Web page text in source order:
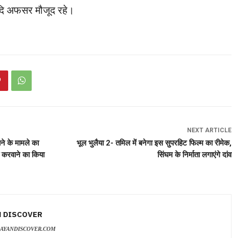
अफसर मौजूद रहे।
के मामले का
करवाने का किया
NEXT ARTICLE
भूल भुलैया 2- तमिल में बनेगा इस सुपरहिट फिल्म का रीमेक,
सिंघम के निर्माता लगाएंगे दांव
DISCOVER